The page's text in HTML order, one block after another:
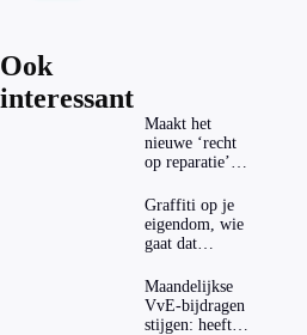
Ook
interessant
Maakt het
nieuwe ‘recht
op reparatie’
echt
aantrekkelijker?
Graffiti op je
eigendom, wie
gaat dat
Maandelijkse
VvE-bijdragen
stijgen: heeft